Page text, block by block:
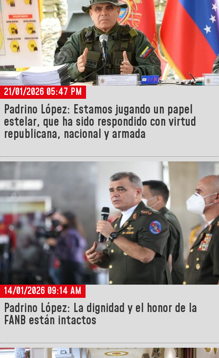
21/01/2026 05:47 PM
Padrino López: Estamos jugando un papel
estelar, que ha sido respondido con virtud
republicana, nacional y armada
14/01/2026 09:14 AM
Padrino López: La dignidad y el honor de la
FANB están intactos